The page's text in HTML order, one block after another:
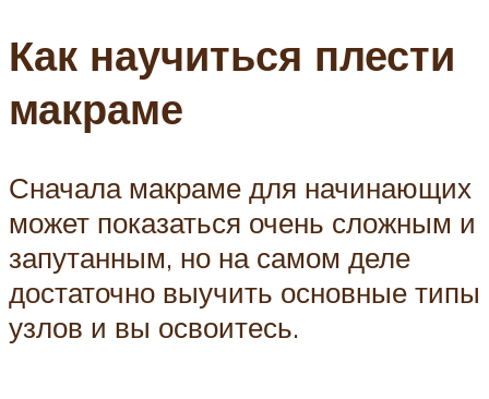
Как научиться плести
макраме
Сначала макраме для начинающих
может показаться очень сложным и
запутанным, но на самом деле
достаточно выучить основные типы
узлов и вы освоитесь.